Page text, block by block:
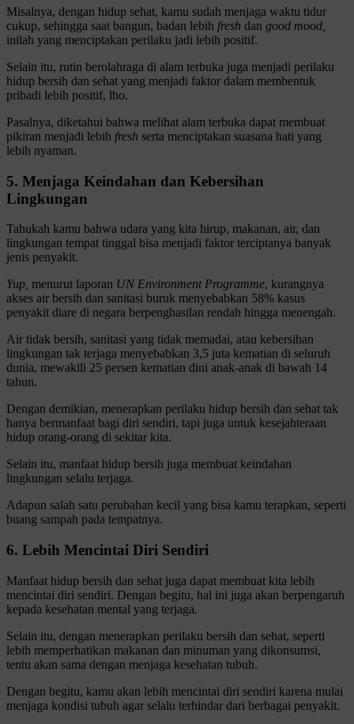
Misalnya, dengan hidup sehat, kamu sudah menjaga waktu tidur
cukup, sehingga saat bangun, badan lebih fresh dan good mood,
inilah yang menciptakan perilaku jadi lebih positif.
Selain itu, rutin berolahraga di alam terbuka juga menjadi perilaku
hidup bersih dan sehat yang menjadi faktor dalam membentuk
pribadi lebih positif, lho.
Pasalnya, diketahui bahwa melihat alam terbuka dapat membuat
pikiran menjadi lebih fresh serta menciptakan suasana hati yang
lebih nyaman.
5. Menjaga Keindahan dan Kebersihan
Lingkungan
Tahukah kamu bahwa udara yang kita hirup, makanan, air, dan
lingkungan tempat tinggal bisa menjadi faktor terciptanya banyak
jenis penyakit.
Yup, menurut laporan UN Environment Programme, kurangnya
akses air bersih dan sanitasi buruk menyebabkan 58% kasus
penyakit diare di negara berpenghasilan rendah hingga menengah.
Air tidak bersih, sanitasi yang tidak memadai, atau kebersihan
lingkungan tak terjaga menyebabkan 3,5 juta kematian di seluruh
dunia, mewakili 25 persen kematian dini anak-anak di bawah 14
tahun.
Dengan demikian, menerapkan perilaku hidup bersih dan sehat tak
hanya bermanfaat bagi diri sendiri, tapi juga untuk kesejahteraan
hidup orang-orang di sekitar kita.
Selain itu, manfaat hidup bersih juga membuat keindahan
lingkungan selalu terjaga.
Adapun salah satu perubahan kecil yang bisa kamu terapkan, seperti
buang sampah pada tempatnya.
6. Lebih Mencintai Diri Sendiri
Manfaat hidup bersih dan sehat juga dapat membuat kita lebih
mencintai diri sendiri. Dengan begitu, hal ini juga akan berpengaruh
kepada kesehatan mental yang terjaga.
Selain itu, dengan menerapkan perilaku bersih dan sehat, seperti
lebih memperhatikan makanan dan minuman yang dikonsumsi,
tentu akan sama dengan menjaga kesehatan tubuh.
Dengan begitu, kamu akan lebih mencintai diri sendiri karena mulai
menjaga kondisi tubuh agar selalu terhindar dari berbagai penyakit.